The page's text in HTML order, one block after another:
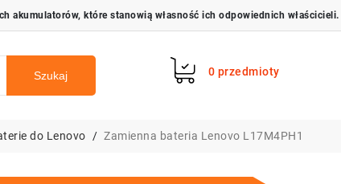
Szukaj 0 przedmioty
do Lenovo Zamienna bateria Lenovo L17M4PH1